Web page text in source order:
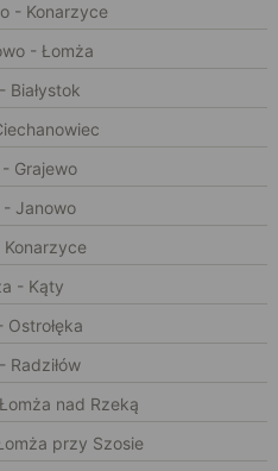
- Konarzyce
- Łomża
Białystok
Grajewo
- Janowo
- Kąty
Ostrołęka
Radziłów
nad Rzeką
przy Szosie